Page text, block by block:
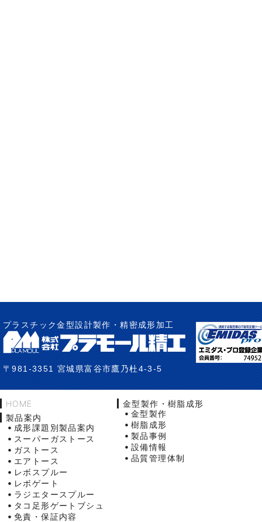
プラスチック金型設計製作・精密成形加工
〒981-3351 宮城県富谷市鷹乃杜4-3-5
HOME
製品案内
成形課題別製品案内
スーパーガストース
ガストース
エアトース
レボスプルー
レボゲート
ラジエタースプルー
タコ足形ゲートブシュ
免責・保証内容
金型製作・樹脂成形
金型製作
樹脂成形
製品事例
設備情報
品質管理体制